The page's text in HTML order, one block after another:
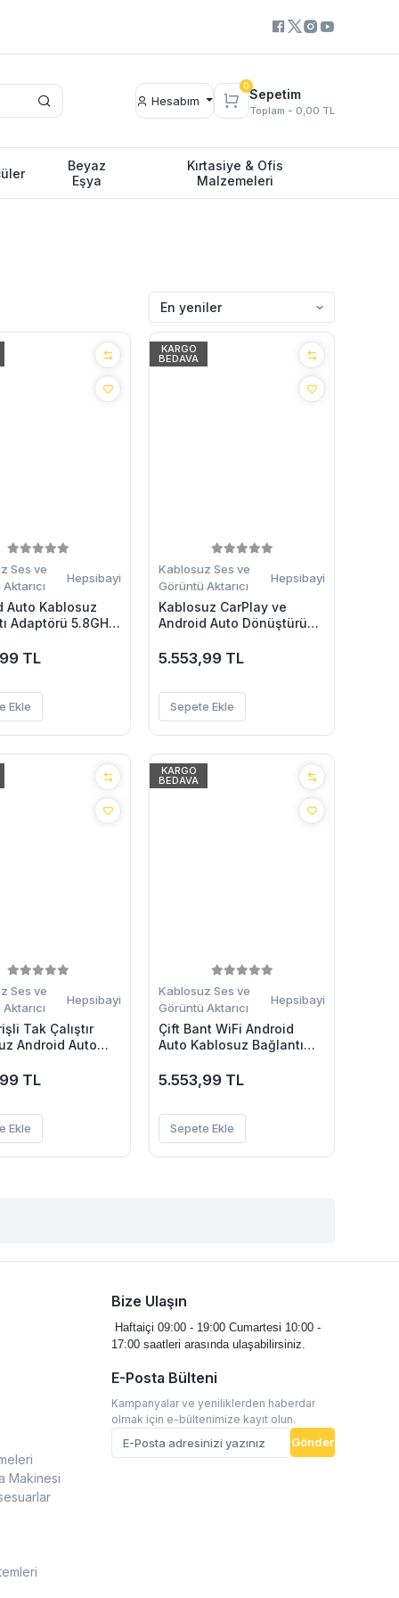
Hesabım
0
Sepetim
Toplam - 0,00 TL
Beyaz
Eşya
Kırtasiye & Ofis
Malzemeleri
Ses ve
Hepsibayi
Auto Kablosuz
Adaptörü 5.8GHz
TL
Ekle
KARGO
BEDAVA
Kablosuz Ses ve
Görüntü Aktarıcı
Hepsibayi
Kablosuz CarPlay ve
Android Auto Dönüştürücü
5.553,99 TL
Sepete Ekle
Ses ve
Hepsibayi
Tak Çalıştır
Android Auto
TL
Ekle
KARGO
BEDAVA
Kablosuz Ses ve
Görüntü Aktarıcı
Hepsibayi
Çift Bant WiFi Android
Auto Kablosuz Bağlantı
5.553,99 TL
Sepete Ekle
Makinesi
Bize Ulaşın
Haftaiçi 09:00 - 19:00 Cumartesi 10:00 -
17:00 saatleri arasında ulaşabilirsiniz.
E-Posta Bülteni
Kampanyalar ve yeniliklerden haberdar
olmak için e-bültenimize kayıt olun.
Gönder